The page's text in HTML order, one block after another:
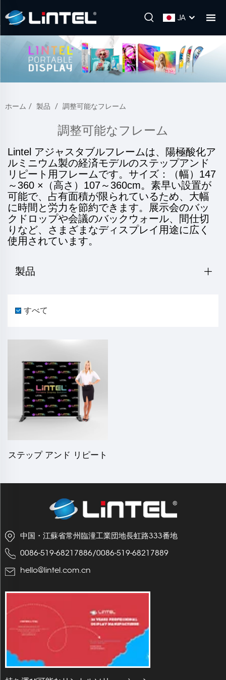
JA
ホーム / 製品 / 調整可能なフレーム
調整可能なフレーム
Lintel アジャスタブルフレームは、陽極酸化ア
ルミニウム製の経済モデルのステップアンド
リピート用フレームです。サイズ：（幅）147
～360 ×（高さ）107～360cm。素早い設置が
可能で、占有面積が限られているため、大幅
に時間と労力を節約できます。展示会のバッ
クドロップや会議のバックウォール、間仕切
りなど、さまざまなディスプレイ用途に広く
使用されています。
製品
すべて
ステップ アンド リピート
中国・江蘇省常州臨潼工業団地長虹路333番地
0086-519-68217886/0086-519-68217889
hello@lintel.com.cn